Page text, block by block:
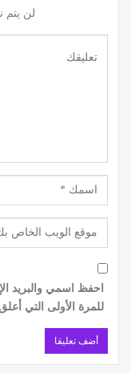
لن يتم
احفظ اسمي والبريد
للمرة الأولى التي